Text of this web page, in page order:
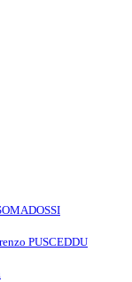
PUSCEDDU